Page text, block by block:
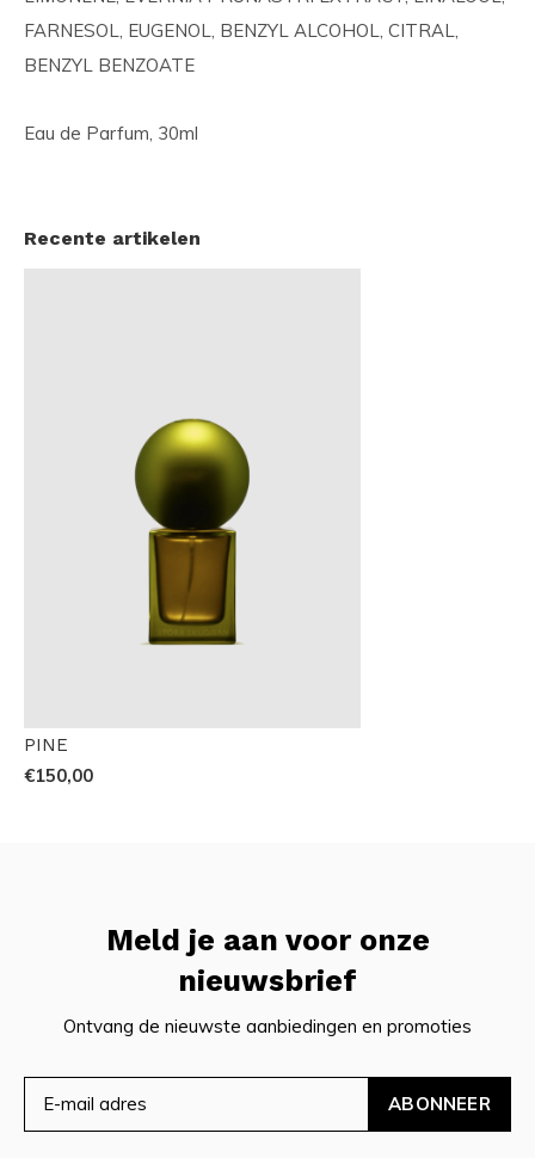
FARNESOL, EUGENOL, BENZYL ALCOHOL, CITRAL,
BENZYL BENZOATE
Eau de Parfum, 30ml
Recente artikelen
PINE
€150,00
Meld je aan voor onze
nieuwsbrief
Ontvang de nieuwste aanbiedingen en promoties
ABONNEER